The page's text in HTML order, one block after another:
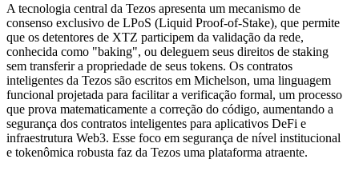
A tecnologia central da Tezos apresenta um mecanismo de
consenso exclusivo de LPoS (Liquid Proof-of-Stake), que permite
que os detentores de XTZ participem da validação da rede,
conhecida como "baking", ou deleguem seus direitos de staking
sem transferir a propriedade de seus tokens. Os contratos
inteligentes da Tezos são escritos em Michelson, uma linguagem
funcional projetada para facilitar a verificação formal, um processo
que prova matematicamente a correção do código, aumentando a
segurança dos contratos inteligentes para aplicativos DeFi e
infraestrutura Web3. Esse foco em segurança de nível institucional
e tokenômica robusta faz da Tezos uma plataforma atraente.